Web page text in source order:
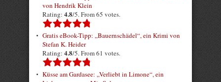
von Hendrik Klein
Rating: 4.8/5. From 65 votes.
Gratis eBook-Tipp: „Bauernschädel“, ein Krimi von
Stefan K. Heider
Rating: 4.8/5. From 61 votes.
Küsse am Gardasee: „Verliebt in Limone“, ein